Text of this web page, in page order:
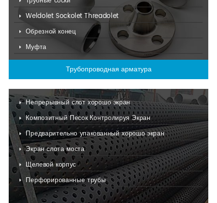
Weldolet Sockolet Threadolet
Обрезной конец
Муфта
Прокладка
Соединения расширения
Собранный фитинг
Трубопроводная арматура
Непрерывный слот хорошо экран
Композитный Песок Контролируя Экран
Предварительно упакованный хорошо экран
Экран слота моста
Щелевой корпус
Перфорированные трубы